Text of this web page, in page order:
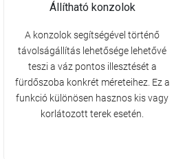
Állítható konzolok
A konzolok segítségével történő
távolságállítás lehetősége lehetővé
teszi a váz pontos illesztését a
fürdőszoba konkrét méreteihez. Ez a
funkció különösen hasznos kis vagy
korlátozott terek esetén.